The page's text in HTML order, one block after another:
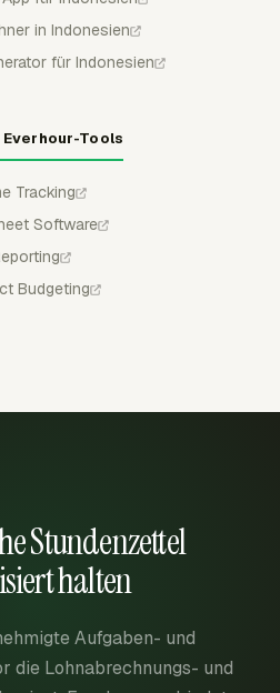
in Indonesien
für Indonesien
Tools
Tracking
Software
Budgeting
Stundenzettel
halten
Aufgaben- und
die Lohnabrechnungs- und